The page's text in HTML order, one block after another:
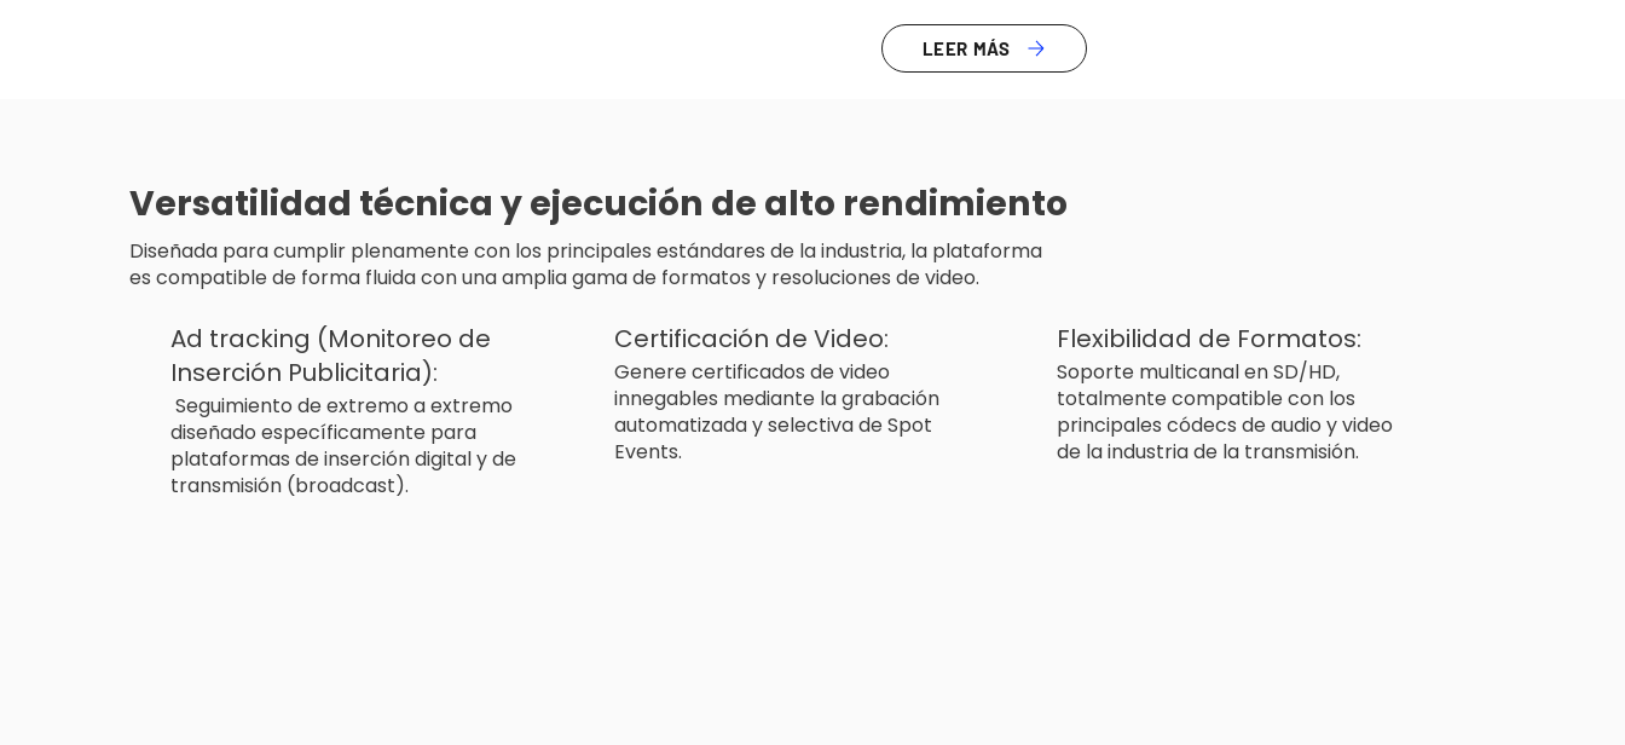
LEER MÁS
Versatilidad técnica y ejecución de alto rendimiento
Diseñada para cumplir plenamente con los principales estándares de la industria, la plataforma
es compatible de forma fluida con una amplia gama de formatos y resoluciones de video.
Ad tracking (Monitoreo de
Inserción Publicitaria):
Seguimiento de extremo a extremo
diseñado específicamente para
plataformas de inserción digital y de
transmisión (broadcast).
Certificación de Video:
Genere certificados de video
innegables mediante la grabación
automatizada y selectiva de Spot
Events.
Flexibilidad de Formatos:
Soporte multicanal en SD/HD,
totalmente compatible con los
principales códecs de audio y video
de la industria de la transmisión.